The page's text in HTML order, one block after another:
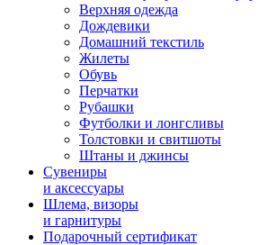
Верхняя одежда
Дождевики
Домашний текстиль
Жилеты
Обувь
Перчатки
Рубашки
Футболки и лонгсливы
Толстовки и свитшоты
Штаны и джинсы
Сувениры
и аксессуары
Шлема, визоры
и гарнитуры
Подарочный сертификат